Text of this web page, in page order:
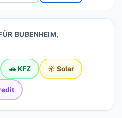
BUBENHEIM,
🚗 KFZ ☀️ Solar